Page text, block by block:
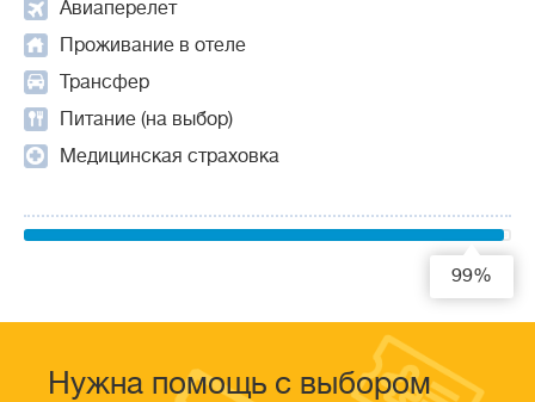
Авиаперелет
Проживание в отеле
Трансфер
Питание (на выбор)
Медицинская страховка
99%
Нужна помощь с выбором